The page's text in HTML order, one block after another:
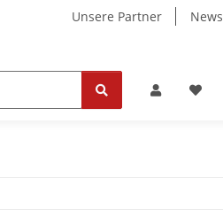
Unsere Partner News